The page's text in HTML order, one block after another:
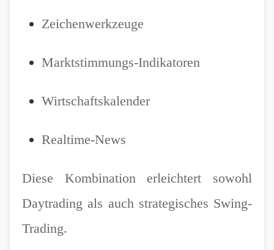
Zeichenwerkzeuge
Marktstimmungs-Indikatoren
Wirtschaftskalender
Realtime-News
Diese Kombination erleichtert sowohl
Daytrading als auch strategisches Swing-
Trading.